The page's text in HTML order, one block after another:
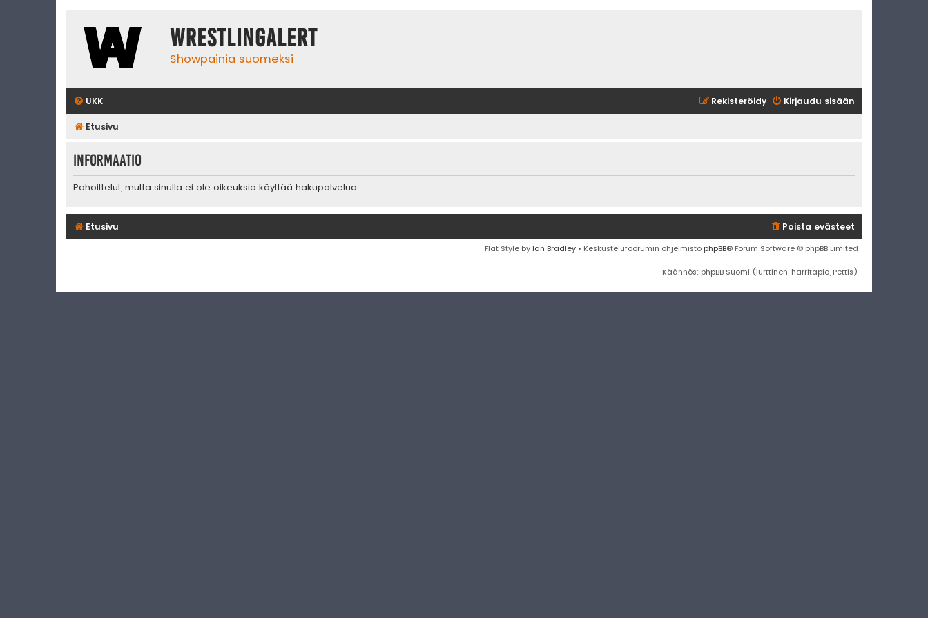
WrestlingAlert
Showpainia suomeksi
UKK Kirjaudu sisään
Rekisteröidy
Etusivu
Informaatio
Pahoittelut, mutta sinulla ei ole oikeuksia käyttää hakupalvelua.
Etusivu Poista evästeet
Flat Style by Ian Bradley • Keskustelufoorumin ohjelmisto phpBB® Forum Software © phpBB Limited
Käännös: phpBB Suomi (lurttinen, harritapio, Pettis)